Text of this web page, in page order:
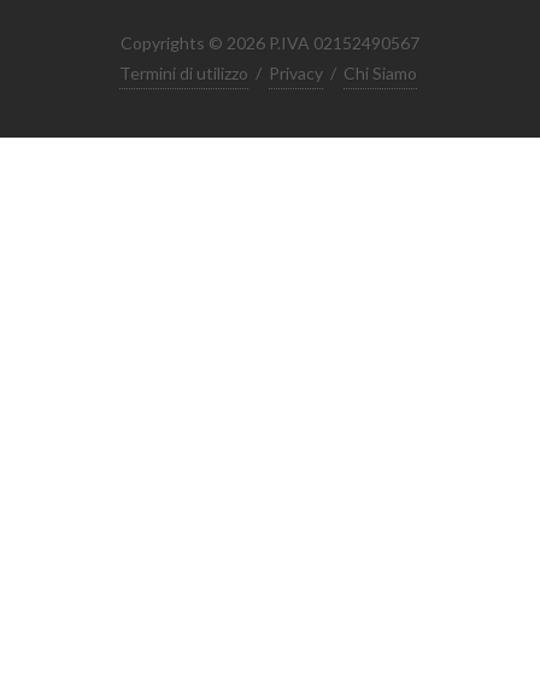
Copyrights © 2026 P.IVA 02152490567
Termini di utilizzo / Privacy / Chi Siamo